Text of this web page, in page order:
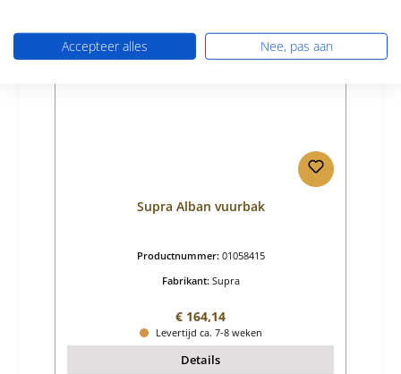
Supra Alban vuurbak
Productnummer: 01058415
Fabrikant: Supra
Normale prijs:
€ 164,14
Levertijd ca. 7-8 weken
Details
Accepteer alles Nee, pas aan